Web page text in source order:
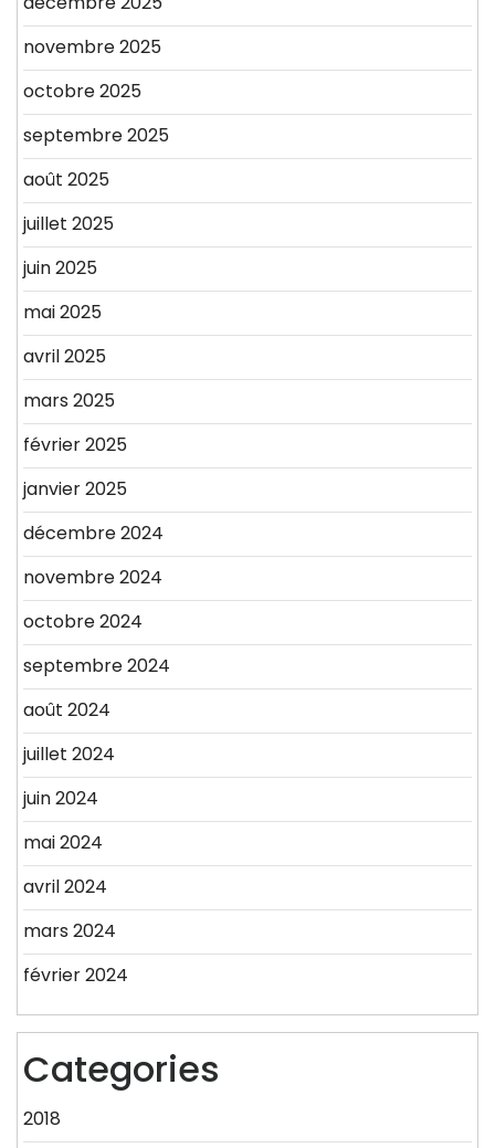
novembre 2025
octobre 2025
septembre 2025
août 2025
juillet 2025
juin 2025
mai 2025
avril 2025
mars 2025
février 2025
janvier 2025
décembre 2024
novembre 2024
octobre 2024
septembre 2024
août 2024
juillet 2024
juin 2024
mai 2024
avril 2024
mars 2024
février 2024
Categories
2018